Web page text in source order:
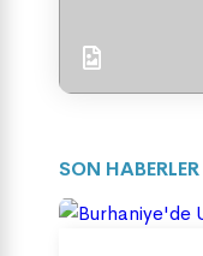
SON HABERLER